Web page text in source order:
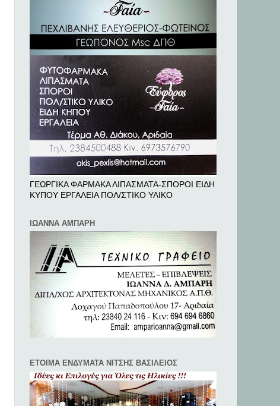
ΓΕΩΡΓΙΚΑ ΦΑΡΜΑΚΑ ΛΙΠΑΣΜΑΤΑ-ΣΠΟΡΟΙ ΕΙΔΗ
ΚΥΠΟΥ ΕΡΓΑΛΕΙΑ ΠΟΛ/ΣΤΙΚΟ ΥΛΙΚΟ
ΙΩΑΝΝΑ ΑΜΠΑΡΗ
ΕΤΟΙΜΑ ΕΝΔΥΜΑΤΑ ΝΙΤΣΗΣ ΒΑΣΙΛΕΙΟΣ